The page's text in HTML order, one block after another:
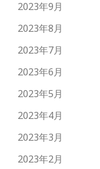
2023年9月
2023年8月
2023年7月
2023年6月
2023年5月
2023年4月
2023年3月
2023年2月